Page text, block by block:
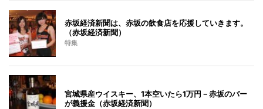
赤坂経済新聞は、赤坂の飲食店を応援していきます。
（赤坂経済新聞）
特集
宮城県産ウイスキー、1本空いたら1万円－赤坂のバー
が義援金（赤坂経済新聞）